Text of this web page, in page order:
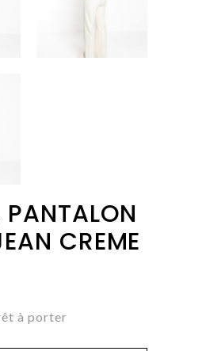
CREME
à porter